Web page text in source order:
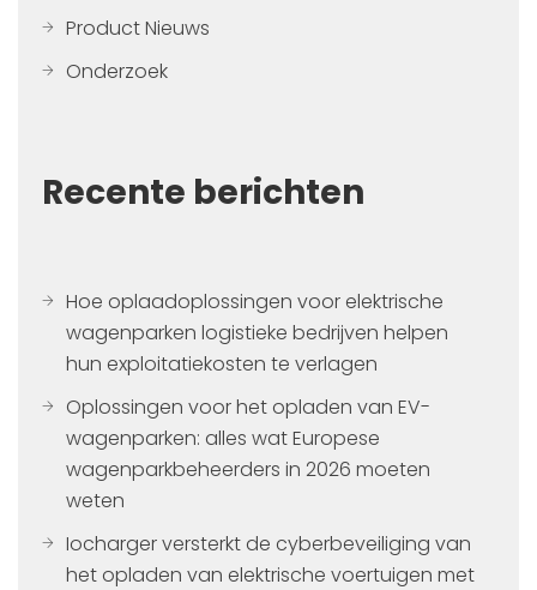
Product Nieuws
Onderzoek
Recente berichten
Hoe oplaadoplossingen voor elektrische
wagenparken logistieke bedrijven helpen
hun exploitatiekosten te verlagen
Oplossingen voor het opladen van EV-
wagenparken: alles wat Europese
wagenparkbeheerders in 2026 moeten
weten
Iocharger versterkt de cyberbeveiliging van
het opladen van elektrische voertuigen met